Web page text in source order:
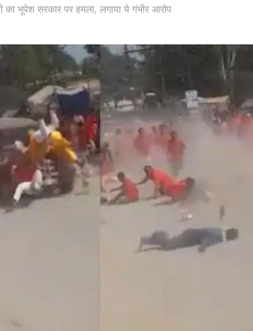
UP के प्रतापगढ़ में बारिश बनी काल : 100 साल पुराना मकान ढहा, दंपती समेत एक ही परिवार के 6 लोगों की मौत, एक घायल
शेयर बाजार की सपाट शुरुआत, सेंसेक्स 163 अंक चढ़ा; डिफेंस शेयरों में तेजी, IT और रियल्टी पर दबाव
का भूपेश सरकार पर हमला, लगाया ये गंभीर आरोप